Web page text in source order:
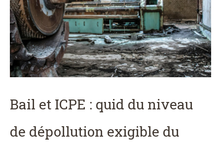
Bail et ICPE : quid du niveau
de dépollution exigible du